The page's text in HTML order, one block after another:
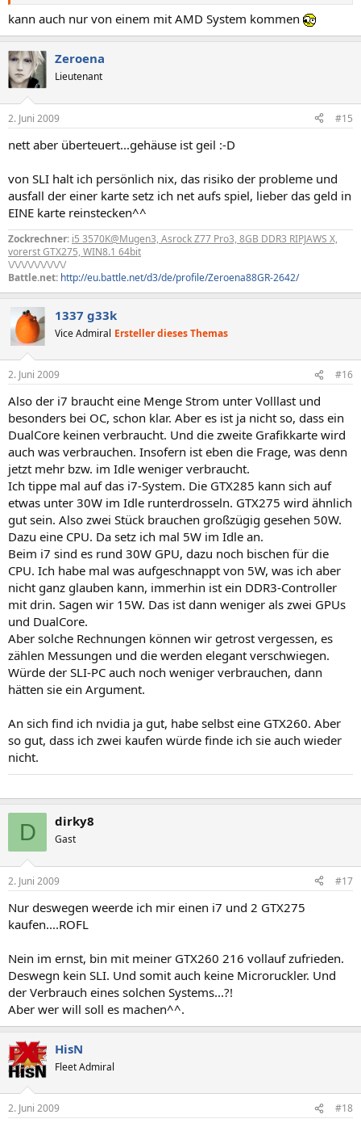
kann auch nur von einem mit AMD System kommen
Zeroena
Lieutenant
2. Juni 2009 #15
nett aber überteuert...gehäuse ist geil :-D
von SLI halt ich persönlich nix, das risiko der probleme und
ausfall der einer karte setz ich net aufs spiel, lieber das geld in
EINE karte reinstecken^^
Zockrechner: i5 3570K@Mugen3, Asrock Z77 Pro3, 8GB DDR3 RIPJAWS X,
vorerst GTX275, WIN8.1 64bit
\/\/\/\/\/\/\/\/\/
Battle.net: http://eu.battle.net/d3/de/profile/Zeroena88GR-2642/
1337 g33k
Vice Admiral Ersteller dieses Themas
2. Juni 2009 #16
Also der i7 braucht eine Menge Strom unter Volllast und
besonders bei OC, schon klar. Aber es ist ja nicht so, dass ein
DualCore keinen verbraucht. Und die zweite Grafikkarte wird
auch was verbrauchen. Insofern ist eben die Frage, was denn
jetzt mehr bzw. im Idle weniger verbraucht.
Ich tippe mal auf das i7-System. Die GTX285 kann sich auf
etwas unter 30W im Idle runterdrosseln. GTX275 wird ähnlich
gut sein. Also zwei Stück brauchen großzügig gesehen 50W.
Dazu eine CPU. Da setz ich mal 5W im Idle an.
Beim i7 sind es rund 30W GPU, dazu noch bischen für die
CPU. Ich habe mal was aufgeschnappt von 5W, was ich aber
nicht ganz glauben kann, immerhin ist ein DDR3-Controller
mit drin. Sagen wir 15W. Das ist dann weniger als zwei GPUs
und DualCore.
Aber solche Rechnungen können wir getrost vergessen, es
zählen Messungen und die werden elegant verschwiegen.
Würde der SLI-PC auch noch weniger verbrauchen, dann
hätten sie ein Argument.
An sich find ich nvidia ja gut, habe selbst eine GTX260. Aber
so gut, dass ich zwei kaufen würde finde ich sie auch wieder
nicht.
D dirky8
Gast
2. Juni 2009 #17
Nur deswegen weerde ich mir einen i7 und 2 GTX275
kaufen....ROFL
Nein im ernst, bin mit meiner GTX260 216 vollauf zufrieden.
Deswegn kein SLI. Und somit auch keine Microruckler. Und
der Verbrauch eines solchen Systems...?!
Aber wer will soll es machen^^.
HisN
Fleet Admiral
2. Juni 2009 #18